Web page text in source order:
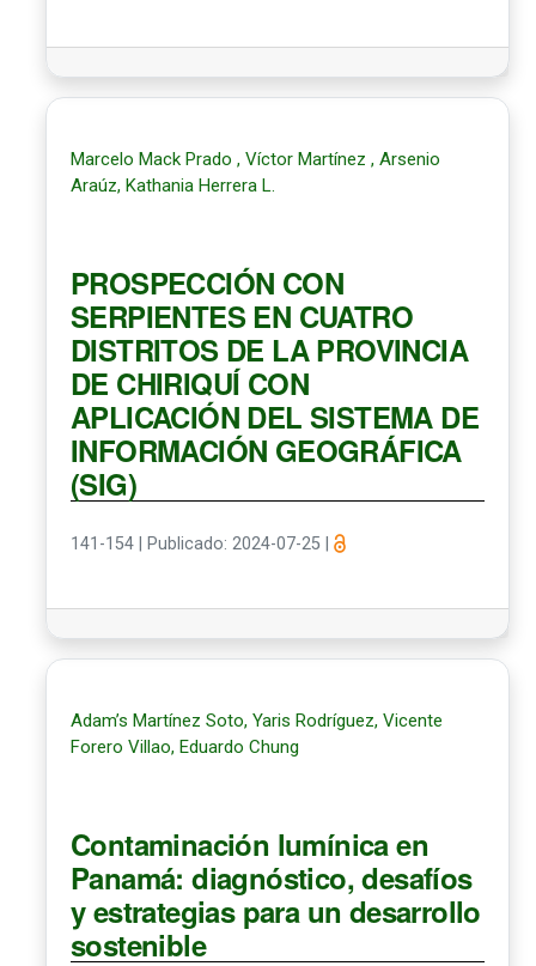
Marcelo Mack Prado , Víctor Martínez , Arsenio
Araúz, Kathania Herrera L.
PROSPECCIÓN CON
SERPIENTES EN CUATRO
DISTRITOS DE LA PROVINCIA
DE CHIRIQUÍ CON
APLICACIÓN DEL SISTEMA DE
INFORMACIÓN GEOGRÁFICA
(SIG)
141-154 Publicado: 2024-07-25
Adam’s Martínez Soto, Yaris Rodríguez, Vicente
Forero Villao, Eduardo Chung
Contaminación lumínica en
Panamá: diagnóstico, desafíos
y estrategias para un desarrollo
sostenible